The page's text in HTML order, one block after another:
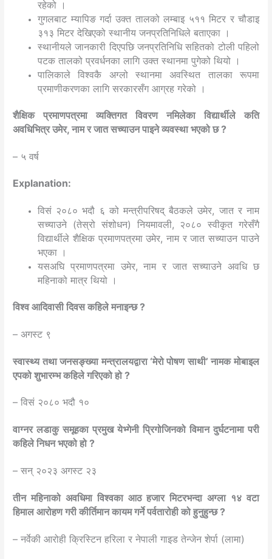
रहेको ।
गुगलबाट म्यापिङ गर्दा उक्त तालको लम्बाइ ५११ मिटर र चौडाइ
३१३ मिटर देखिएको स्थानीय जनप्रतिनिधिले बताएका ।
स्थानीयले जानकारी दिएपछि जनप्रतिनिधि सहितको टोली पहिलो
पटक तालको प्रवर्धनका लागि उक्त स्थानमा पुगेको थियो ।
पालिकाले विश्वकै अग्लो स्थानमा अवस्थित तालका रूपमा
प्रमाणीकरणका लागि सरकारसँग आग्रह गरेको ।
शैक्षिक प्रमाणपत्रमा व्यक्तिगत विवरण नमिलेका विद्यार्थीले कति
अवधिभित्र उमेर, नाम र जात सच्याउन पाइने व्यवस्था भएको छ ?
– ५ वर्ष
Explanation:
विसं २०८० भदौ ६ को मन्त्रीपरिषद् बैठकले उमेर, जात र नाम
सच्याउने (तेस्रो संशोधन) नियमावली, २०८० स्वीकृत गरेसँगै
विद्यार्थीले शैक्षिक प्रमाणपत्रमा उमेर, नाम र जात सच्याउन पाउने
भएका ।
यसअघि प्रमाणपत्रमा उमेर, नाम र जात सच्याउने अवधि छ
महिनाको मात्र थियो ।
विश्व आदिवासी दिवस कहिले मनाइन्छ ?
– अगस्ट ९
स्वास्थ्य तथा जनसङ्ख्या मन्त्रालयद्वारा ‘मेरो पोषण साथी’ नामक मोबाइल
एपको शुभारम्भ कहिले गरिएको हो ?
– विसं २०८० भदौ १०
वाग्नर लडाकु समूहका प्रमुख येभ्गेनी प्रिगोजिनको विमान दुर्घटनामा परी
कहिले निधन भएको हो ?
– सन् २०२३ अगस्ट २३
तीन महिनाको अवधिमा विश्वका आठ हजार मिटरभन्दा अग्ला १४ वटा
हिमाल आरोहण गरी कीर्तिमान कायम गर्ने पर्वतारोही को हुनुहुन्छ ?
– नर्वेकी आरोही क्रिस्टिन हरिला र नेपाली गाइड तेन्जेन शेर्पा (लामा)